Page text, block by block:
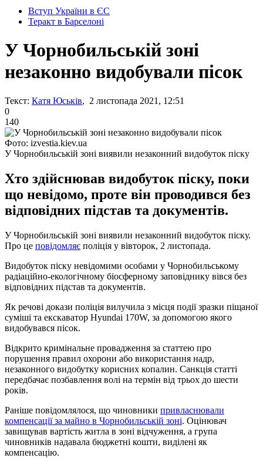
Вступ України в ЄС
Теракт в Барселоні
У Чорнобильській зоні
незаконно видобували пісок
Текст: Катя Юськів, 2 листопада 2021, 12:51
0
140
Фото: izvestia.kiev.ua
У Чорнобильській зоні виявили незаконний видобуток піску
Хто здійснював видобуток піску, поки
що невідомо, проте він проводився без
відповідних підстав та документів.
У Чорнобильській зоні виявили незаконний видобуток піску.
Про це повідомляє поліція у вівторок, 2 листопада.
Видобуток піску невідомими особами у Чорнобильському
радіаційно-екологічному біосферному заповіднику вівся без
відповідних підстав та документів.
Як речові докази поліція вилучила з місця події зразки піщаної
суміші та екскаватор Hyundai 170W, за допомогою якого
видобувався пісок.
Відкрито кримінальне провадження за статтею про
порушення правил охорони або використання надр,
незаконного видобутку корисних копалин. Санкція статті
передбачає позбавлення волі на термін від трьох до шести
років.
Раніше повідомлялося, що чиновники привласнювали
компенсації за майно в Чорнобильській зоні. Оцінювач
завищував вартість житла в зоні відчуження, а група
чиновників надавала бюджетні кошти, виділені як
компенсацію.